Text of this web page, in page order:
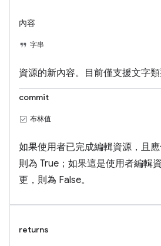
內容
字串
資源的新內容。目前僅支援文字類
commit
布林值
如果使用者已完成編輯資源，且
則為 True；如果這是使用者編輯
更，則為 False。
returns